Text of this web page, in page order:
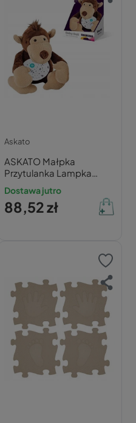
Askato
ASKATO Małpka
Przytulanka Lampka
Pozytywka Usypiacz
Gwiazdki 0+
Dostawa jutro
88,52 zł